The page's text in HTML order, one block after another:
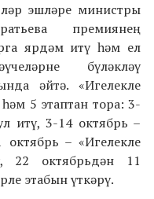
эшләре министры
премиянең
ярдәм итү һәм ел
бүләкләү
әйтә. «Игелекле
5 этаптан тора: 3-
итү, 3-14 октябрь –
– «Игелекле
22 октябрьдән 11
этабын үткәрү.